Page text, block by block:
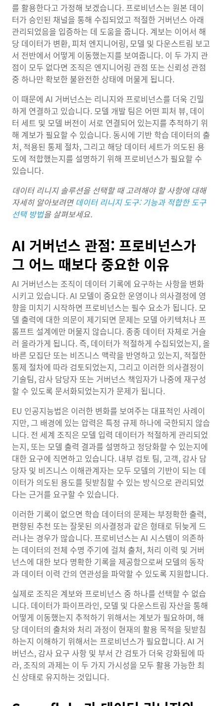
를 활용한다고 가정해 보겠습니다. 프로비넌스는 원본 데이
터가 승인된 채널을 통해 수집되었고 적절한 거버넌스 아래
관리되었음을 입증하는 데 도움을 줍니다. 계보는 이어서 해
당 데이터가 변환, 피처 엔지니어링, 모델 및 다운스트림 보고
서 전반에서 어떻게 이동했는지를 보여줍니다. 이 두 가지 관
점이 모두 없다면 조직은 엔지니어링 관점 또는 신뢰성 관점
중 하나만 확보한 불완전한 상태에 머물게 됩니다.
이 때문에 AI 거버넌스는 리니지와 프로비넌스를 더욱 긴밀
하게 연결하고 있습니다. 모델 개발 팀은 어떤 피처 뷰, 데이
터 세트 및 모델 버전이 서로 연결되어 있는지를 추적하기 위
해 계보가 필요할 수 있습니다. 동시에 기반 학습 데이터의 출
처, 적용된 통제 절차, 그리고 해당 데이터 세트가 의도된 용
도에 적합했는지를 설명하기 위해 프로비넌스가 필요할 수
있습니다.
데이터 리니지 솔루션을 선택할 때 고려해야 할 사항에 대해
자세히 알아보려면 데이터 리니지 도구: 기능과 적합한 도구
선택 방법을 살펴보세요.
AI 거버넌스 관점: 프로비넌스가
그 어느 때보다 중요한 이유
AI 거버넌스는 조직이 데이터 기록에 요구하는 사항을 변화
시키고 있습니다. AI 모델이 중요한 운영이나 의사결정에 영
향을 미치기 시작하면 프로비넌스는 필수 요소가 됩니다. 모
델 출력에 대한 의문이 제기되면 문제는 모델 아키텍처나 프
롬프트 설계에만 머물지 않습니다. 종종 데이터 자체로 거슬
러 올라가게 됩니다. 즉, 데이터가 적절하게 수집되었는지, 올
바른 모집단 또는 비즈니스 맥락을 반영하고 있는지, 적절한
통제 절차에 따라 검토되었는지, 그리고 이러한 의사결정이
기술팀, 감사 담당자 또는 거버넌스 책임자가 나중에 재구성
할 수 있도록 문서화되었는지가 문제가 됩니다.
EU 인공지능법은 이러한 변화를 보여주는 대표적인 사례이
지만, 그 배경에 있는 압력은 특정 규제 하나에 국한되지 않습
니다. 전 세계 조직은 모델 입력 데이터가 적절하게 관리되었
는지, 또는 모델 출력 결과를 설명하고 정당화할 수 있는지에
대한 요구에 직면하고 있습니다. 내부 검토 팀, 고객, 감사 담
당자 및 비즈니스 이해관계자는 모두 모델의 기반이 되는 데
이터가 의도된 용도를 뒷받침할 수 있는 방식으로 관리되었
다는 근거를 요구할 수 있습니다.
이러한 기록이 없으면 학습 데이터의 문제는 부정확한 출력,
편향된 추천 또는 잘못된 의사결정과 같은 형태로 뒤늦게 드
러나는 경우가 많습니다. 프로비넌스는 AI 시스템이 의존하
는 데이터의 전체 수명 주기에 걸쳐 출처, 처리 이력 및 거버
넌스에 대한 보다 명확한 기록을 제공함으로써 모델의 동작
과 데이터 이력 간의 연관성을 파악할 수 있도록 지원합니다.
실제로 조직은 계보와 프로비넌스 중 하나를 선택할 수 없습
니다. 데이터가 파이프라인, 모델 및 다운스트림 자산을 통해
어떻게 이동했는지 추적하기 위해서는 계보가 필요하며, 해
당 데이터의 출처와 처리 과정이 현재의 활용 목적을 뒷받침
하는지 이해하기 위해서는 프로비넌스가 필요합니다. AI 거
버넌스, 감사 요구 사항 및 부서 간 검토가 더욱 강화됨에 따
라, 조직의 과제는 이 두 가지 가시성을 모두 활용 가능한 최
신 상태로 유지하는 것입니다.